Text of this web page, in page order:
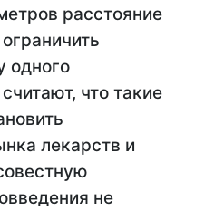
расстояние
ограничить
одного
что такие
лекарств и
не